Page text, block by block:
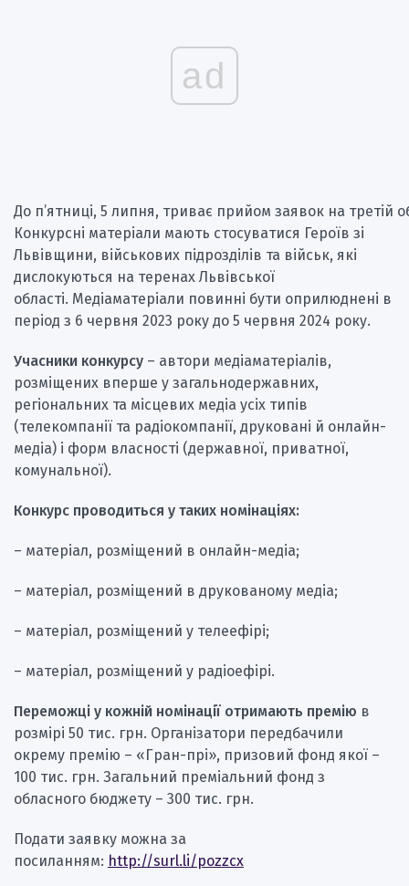
ad
До п’ятниці, 5 липня, триває прийом заявок на третій
Конкурсні матеріали мають стосуватися Героїв зі
Львівщини, військових підрозділів та військ, які
дислокуються на теренах Львівської
області. Медіаматеріали повинні бути оприлюднені в
період з 6 червня 2023 року до 5 червня 2024 року.
Учасники конкурсу – автори медіаматеріалів,
розміщених вперше у загальнодержавних,
регіональних та місцевих медіа усіх типів
(телекомпанії та радіокомпанії, друковані й онлайн-
медіа) і форм власності (державної, приватної,
комунальної).
Конкурс проводиться у таких номінаціях:
– матеріал, розміщений в онлайн-медіа;
– матеріал, розміщений в друкованому медіа;
– матеріал, розміщений у телеефірі;
– матеріал, розміщений у радіоефірі.
Переможці у кожній номінації отримають премію в
розмірі 50 тис. грн. Організатори передбачили
окрему премію – «Гран-прі», призовий фонд якої –
100 тис. грн. Загальний преміальний фонд з
обласного бюджету – 300 тис. грн.
Подати заявку можна за
посиланням: http://surl.li/pozzcx